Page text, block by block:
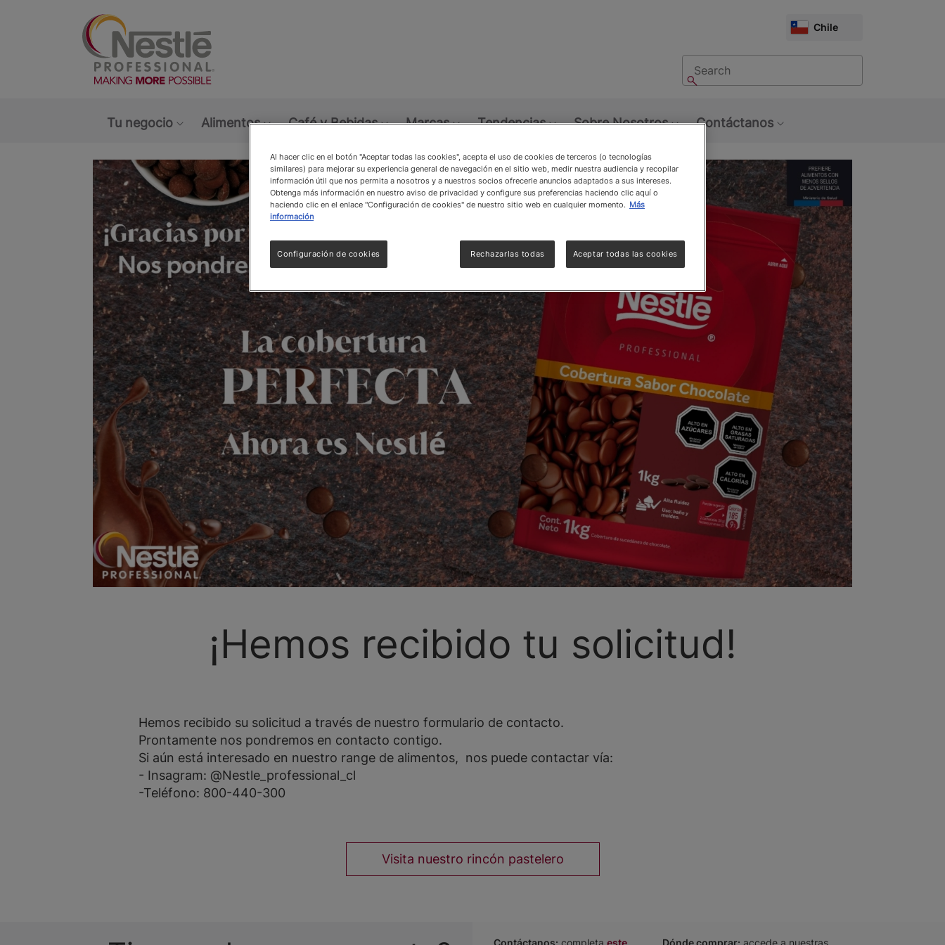
CHOOSE
MARKET
Chile
Buscar
Buscar
Tu negocio
Alimentos
Café y Bebidas
Marcas
Tendencias
Sobre Nosotros
Contáctanos
¡Hemos recibido tu solicitud!
Hemos recibido su solicitud a través de nuestro formulario de contacto.
Prontamente nos pondremos en contacto contigo.
Si aún está interesado en nuestro range de alimentos, nos puede contactar vía:
- Insagram: @Nestle_professional_cl
-Teléfono: 800-440-300
Visita nuestro rincón pastelero
Contáctanos: completa este Dónde comprar: accede a nuestras
Al hacer clic en el botón "Aceptar todas las cookies", acepta el uso de cookies de terceros (o tecnologías
similares) para mejorar su experiencia general de navegación en el sitio web, medir nuestra audiencia y recopilar
información útil que nos permita a nosotros y a nuestros socios ofrecerle anuncios adaptados a sus intereses.
Obtenga más información en nuestro aviso de privacidad y configure sus preferencias haciendo clic aquí o
haciendo clic en el enlace "Configuración de cookies" de nuestro sitio web en cualquier momento. Más
información
Rechazarlas todas Aceptar todas las cookies
Configuración de cookies